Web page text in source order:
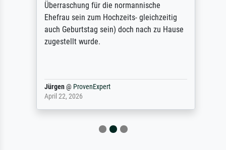
Überraschung für die normannische
Ehefrau sein zum Hochzeits- gleichzeitig
auch Geburtstag sein) doch nach zu Hause
zugestellt wurde.
Jürgen@ProvenExpert
April 22, 2026